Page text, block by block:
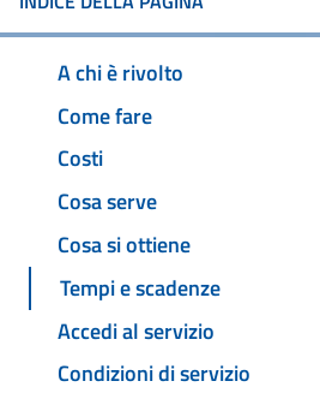
A chi è rivolto
Come fare
Costi
Cosa serve
Cosa si ottiene
Tempi e scadenze
Accedi al servizio
Condizioni di servizio